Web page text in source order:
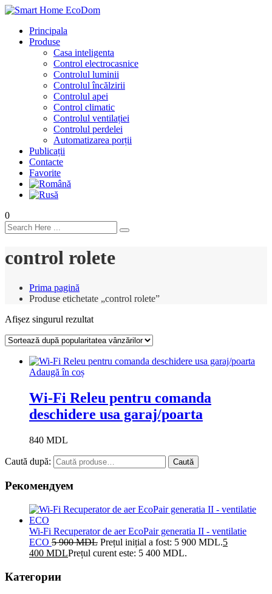
Principala
Produse
Casa inteligenta
Control electrocasnice
Controlul luminii
Controlul încălzirii
Controlul apei
Control climatic
Controlul ventilației
Сontrolul perdelei
Automatizarea porții
Publicații
Contacte
Favorite
0
control rolete
Prima pagină
Produse etichetate „control rolete”
Afișez singurul rezultat
Adaugă în coș
Wi-Fi Releu pentru comanda
deschidere usa garaj/poarta
840 MDL
Caută după: Caută
Рекомендуем
Wi-Fi Recuperator de aer EcoPair generatia II - ventilatie
ECO 5 900MDL Prețul inițial a fost: 5 900 MDL.5
400 MDLPrețul curent este: 5 400 MDL.
Категории